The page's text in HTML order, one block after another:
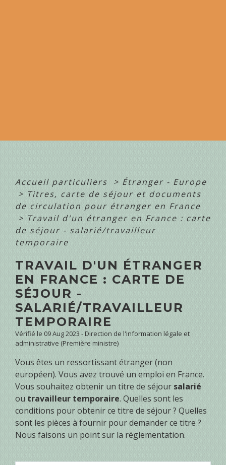
Accueil particuliers > Étranger - Europe
> Titres, carte de séjour et documents
de circulation pour étranger en France
> Travail d'un étranger en France : carte
de séjour - salarié/travailleur
temporaire
TRAVAIL D'UN ÉTRANGER
EN FRANCE : CARTE DE
SÉJOUR -
SALARIÉ/TRAVAILLEUR
TEMPORAIRE
Vérifié le 09 Aug 2023 - Direction de l'information légale et
administrative (Première ministre)
Vous êtes un ressortissant étranger (non
européen). Vous avez trouvé un emploi en France.
Vous souhaitez obtenir un titre de séjour salarié
ou travailleur temporaire. Quelles sont les
conditions pour obtenir ce titre de séjour ? Quelles
sont les pièces à fournir pour demander ce titre ?
Nous faisons un point sur la réglementation.